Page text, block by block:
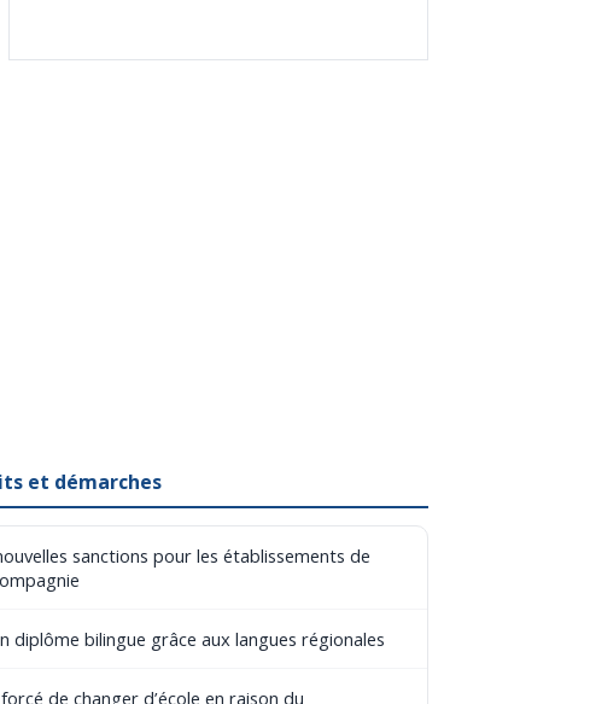
et démarches
sanctions pour les établissements de
diplôme bilingue grâce aux langues régionales
de changer d’école en raison du